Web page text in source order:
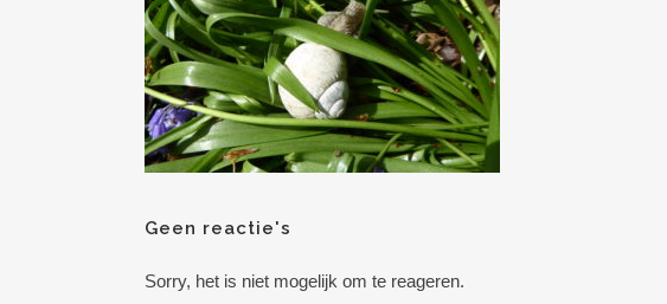
Geen reactie's
Sorry, het is niet mogelijk om te reageren.